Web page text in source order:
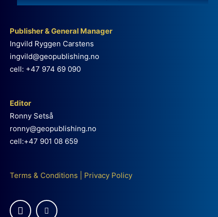
Publisher & General Manager
Ingvild Ryggen Carstens
ingvild@geopublishing.no
cell: +47 974 69 090
Editor
Ronny Setså
ronny@geopublishing.no
cell:+47 901 08 659
Terms & Conditions Privacy Policy